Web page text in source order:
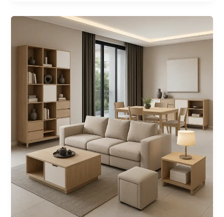
tu
inteligente
eficiente